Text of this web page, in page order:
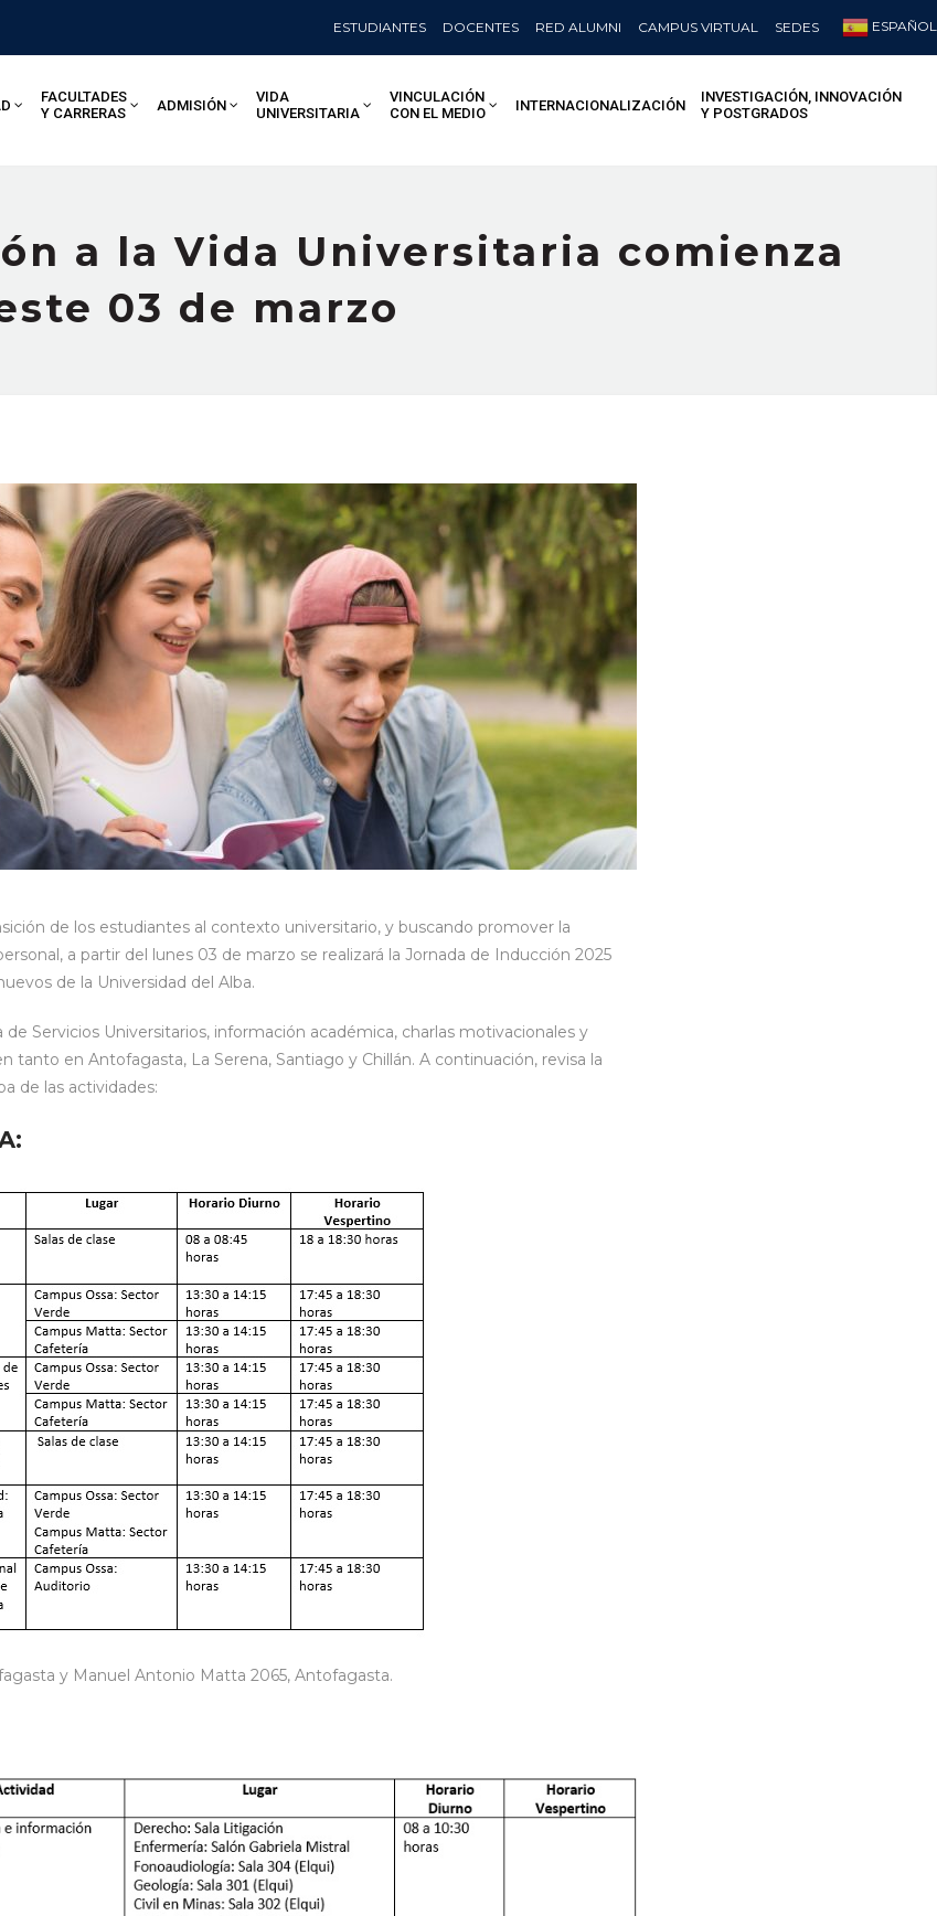
ESTUDIANTES DOCENTES RED ALUMNI CAMPUS VIRTUAL SEDES ESPAÑOL
FACULTADES
Y CARRERAS
ADMISIÓN
VIDA
UNIVERSITARIA
VINCULACIÓN
CON EL MEDIO
INTERNACIONALIZACIÓN
INVESTIGACIÓN, INNOVACIÓN
Y POSTGRADOS
a la Vida Universitaria comienza
03 de marzo
de los estudiantes al contexto universitario, y buscando promover la
a partir del lunes 03 de marzo se realizará la Jornada de Inducción 2025
de la Universidad del Alba.
de Servicios Universitarios, información académica, charlas motivacionales y
tanto en Antofagasta, La Serena, Santiago y Chillán. A continuación, revisa la
de las actividades:
y Manuel Antonio Matta 2065, Antofagasta.